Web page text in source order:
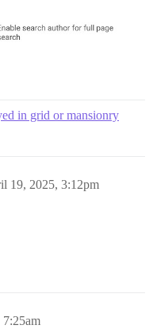
in grid or mansionry
19, 2025, 3:12pm